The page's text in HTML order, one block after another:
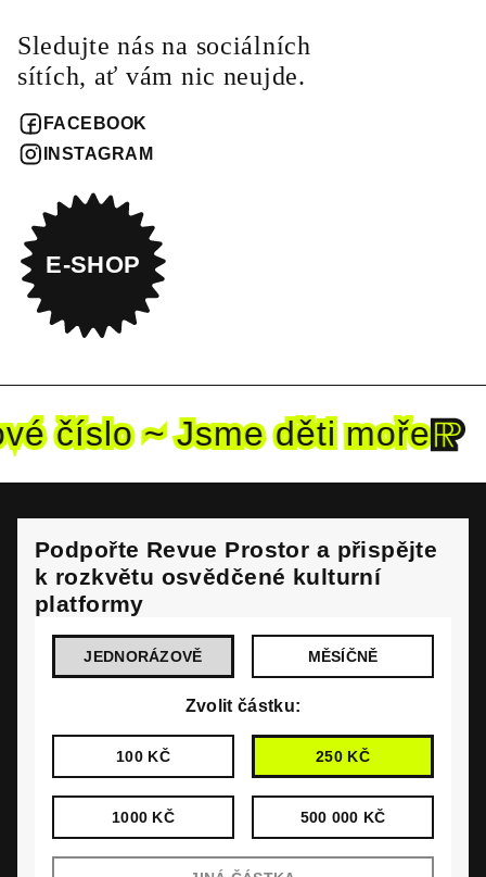
Sledujte nás na sociálních
sítích, ať vám nic neujde.
FACEBOOK
INSTAGRAM
E-SHOP
číslo ~ Jsme děti moře
Podpořte Revue Prostor a přispějte
k rozkvětu osvědčené kulturní
platformy
JEDNORÁZOVĚ MĚSÍČNĚ
Zvolit částku:
100 KČ 250 KČ
1000 KČ 500 000 KČ